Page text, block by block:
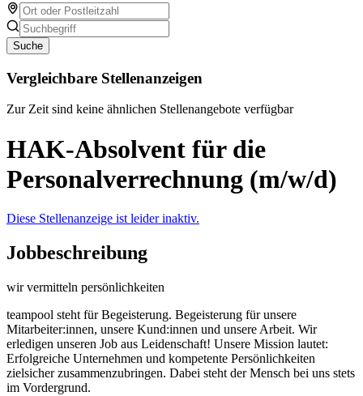
Suche
Vergleichbare Stellenanzeigen
Zur Zeit sind keine ähnlichen Stellenangebote verfügbar
HAK-Absolvent für die
Personalverrechnung (m/w/d)
Diese Stellenanzeige ist leider inaktiv.
Jobbeschreibung
wir vermitteln persönlichkeiten
teampool steht für Begeisterung. Begeisterung für unsere
Mitarbeiter:innen, unsere Kund:innen und unsere Arbeit. Wir
erledigen unseren Job aus Leidenschaft! Unsere Mission lautet:
Erfolgreiche Unternehmen und kompetente Persönlichkeiten
zielsicher zusammenzubringen. Dabei steht der Mensch bei uns stets
im Vordergrund.